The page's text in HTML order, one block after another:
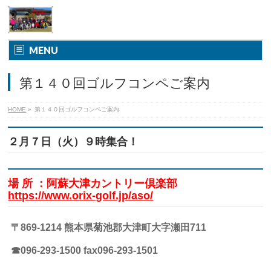
MENU
第１４０回ゴルフコンペご案内
HOME » 第１４０回ゴルフコンペご案内
２月７日（火）９時集合！
場 所 ：阿蘇大津カントリー倶楽部
https://www.orix-golf.jp/aso/
〒869-1214 熊本県菊池郡大津町大字瀬田711
☎096-293-1500 fax096-293-1501